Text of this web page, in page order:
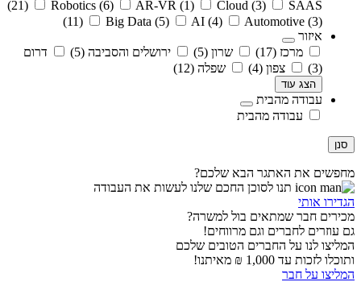
(21) Robotics (6) AR-VR (1) Cloud (3)
SAAS
(11)
Big Data (5) AI (4) Automotive (3)
איזור
מרכז (17) שרון (5) ירושלים והסביבה (5)
דרום
(3)
צפון (4) שפלה (12)
הצג עוד
עבודה מהבית
עבודה מהבית
סנן
מחפשים את האתגר הבא שלכם?
תנו לסוכן החכם שלנו לעשות את העבודה
הגדירו אותי
מכירים חבר שמתאים בול למשרה?
גם עוזרים לחברים וגם מרווחים!
המליצו לנו על החברים הטובים שלכם
ותוכלו לזכות עד 1,000 ₪ מאיתנו!
המליצו על חבר